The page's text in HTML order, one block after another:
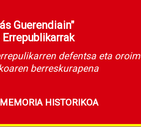
Guerendiain"
Errepublikarrak
defentsa eta
berreskurapena
MEMORIA HISTORIKOA